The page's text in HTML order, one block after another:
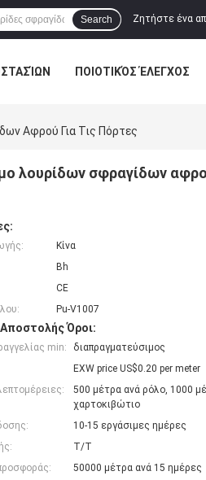
Ζητήστε ένα
Search
ΠΟΙΟΤΙΚΌΣ ΈΛΕΓΧΟΣ
Αφρού Για Τις Πόρτες
λουρίδων σφραγίδων
Κίνα
Bh
CE
Pu-V1007
Όροι:
min:
διαπραγματεύσιμος
EXW price US$0.20 per meter
500 μέτρα ανά ρόλο, 1000
χαρτοκιβώτιο
10-15 εργάσιμες ημέρες
T/T
50000 μέτρα ανά 15 ημέρες